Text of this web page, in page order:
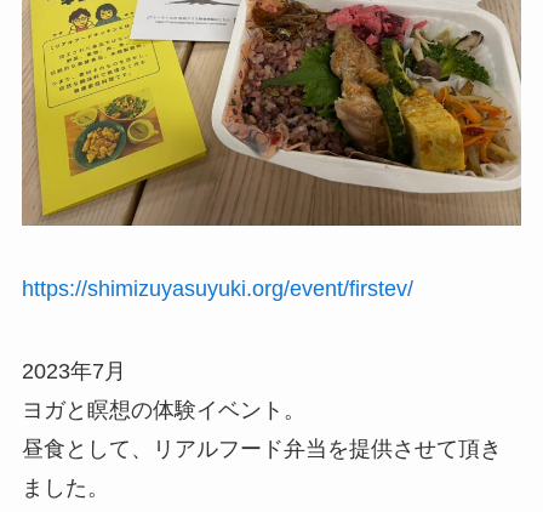
https://shimizuyasuyuki.org/event/firstev/
2023年7月
ヨガと瞑想の体験イベント。
昼食として、リアルフード弁当を提供させて頂き
ました。